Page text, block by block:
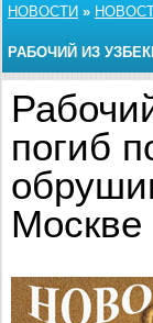
НОВОСТИ »
РАБОЧИЙ ИЗ
ОБРУШИВШЕГОСЯ
погиб
Москве